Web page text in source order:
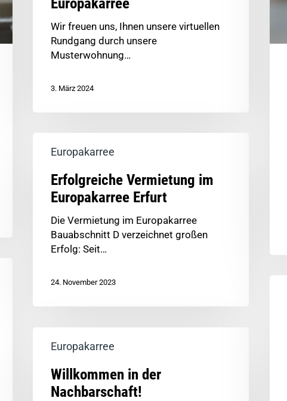
Wir freuen uns, Ihnen unsere virtuellen
Rundgang durch unsere
Musterwohnung…
3. März 2024
Europakarree
Erfolgreiche Vermietung im
Europakarree Erfurt
Die Vermietung im Europakarree
Bauabschnitt D verzeichnet großen
Erfolg: Seit…
24. November 2023
Europakarree
Willkommen in der
Nachbarschaft!